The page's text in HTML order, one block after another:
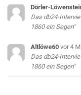
Dörler-
Das db24-
1860 ein Segen"
Altlöwe60 vor 4
Das db24-
1860 ein Segen"